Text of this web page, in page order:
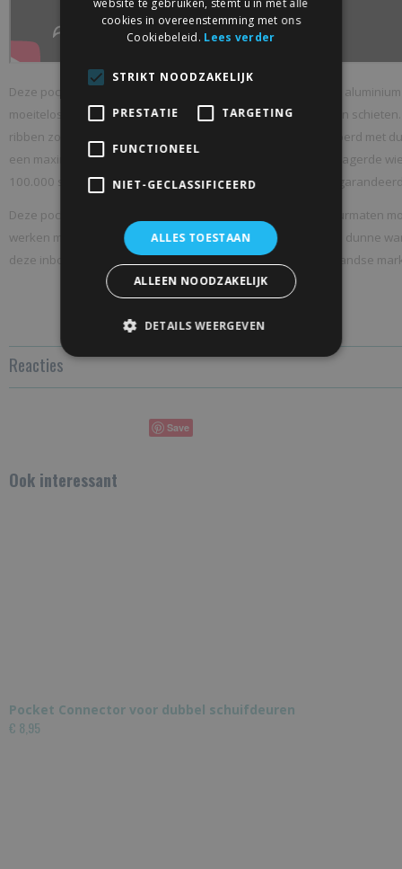
Deze pocket schuifrail is gemaakt van hoogwaardig gewalsd
moeitelose schuifbeweging waarbij de deur niet uit de rail kan
ribben zorgen voor een sterke wand. Ons systeem is uitgevoerd met
een maximum deurgewicht van 100kg kan afremmen. De gelagerde
100.000 schuifbewegingen waardoor levenslang gemak
Deze pocket kit is makkelijk inkortbaar waardoor meerde deurmaten
werken met bv gipsplaten en ultra ruimte besparend door de dunne
deze inbouwschuifdeurframe de goedkoopste op de Nederlandse
Reacties
Save
Ook interessant
Pocket Connector voor dubbel schuifdeuren
€ 8,95
cookies in overeenstemming met ons
Cookiebeleid. Lees verder
STRIKT NOODZAKELIJK
PRESTATIE TARGETING
FUNCTIONEEL
NIET-GECLASSIFICEERD
ALLES TOESTAAN
ALLEEN NOODZAKELIJK
DETAILS WEERGEVEN